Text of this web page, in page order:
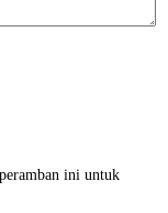
ini untuk